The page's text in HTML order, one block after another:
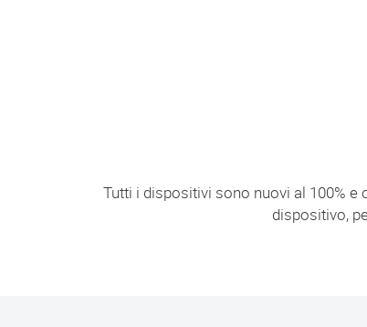
Tutti i dispositivi sono nuovi al 100% e
dispositivo,